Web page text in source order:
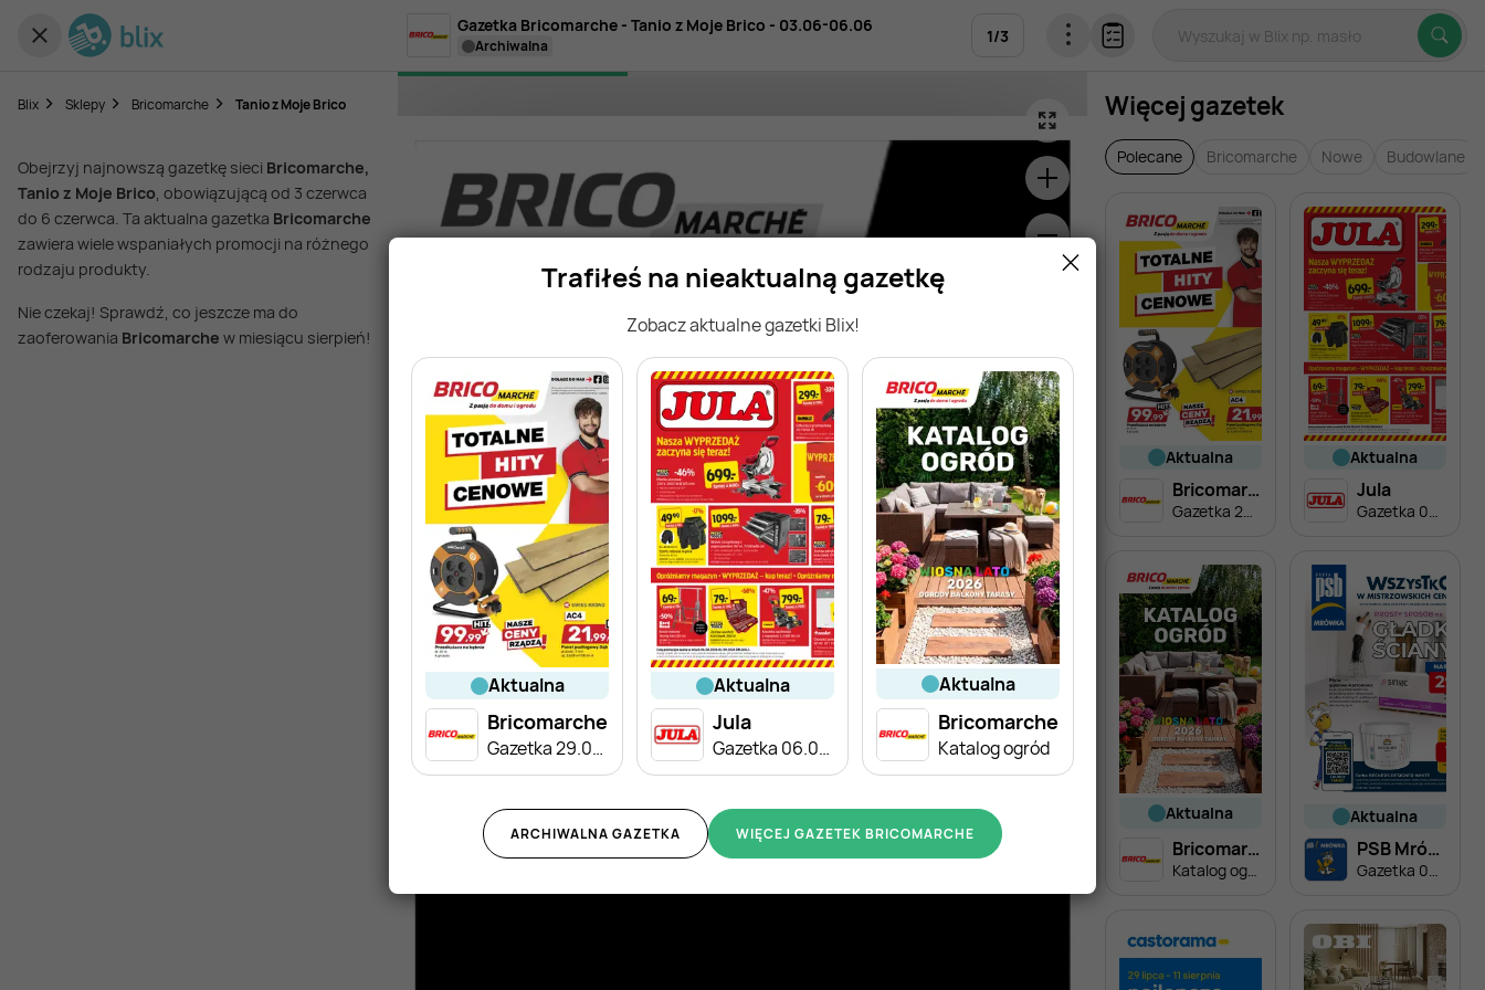
Trafiłeś na nieaktualną gazetkę
Zobacz aktualne gazetki Blix!
aktualna
Bricomarche
Gazetka 29.07-08.08
aktualna
Jula
Gazetka 06.08-02.09
aktualna
Bricomarche
Katalog ogród
WIĘCEJ GAZETEK BRICOMARCHE
ARCHIWALNA GAZETKA
Gazetka Bricomarche - Tanio z Moje Brico - 03.06-06.06
archiwalna 1/3
Blix Sklepy Bricomarche Tanio z Moje Brico
Obejrzyj najnowszą gazetkę sieci Bricomarche,
Tanio z Moje Brico, obowiązującą od 3 czerwca
do 6 czerwca. Ta aktualna gazetka Bricomarche
zawiera wiele wspaniałych promocji na różnego
rodzaju produkty.
Nie czekaj! Sprawdź, co jeszcze ma do
zaoferowania Bricomarche w miesiącu sierpień!
Więcej gazetek
Polecane Bricomarche Nowe Budowlane
aktualna
Bricomarche
Gazetka 29.07-08.08
aktualna
Jula
Gazetka 06.08-02.09
aktualna
Bricomarche
aktualna
PSB Mrówka